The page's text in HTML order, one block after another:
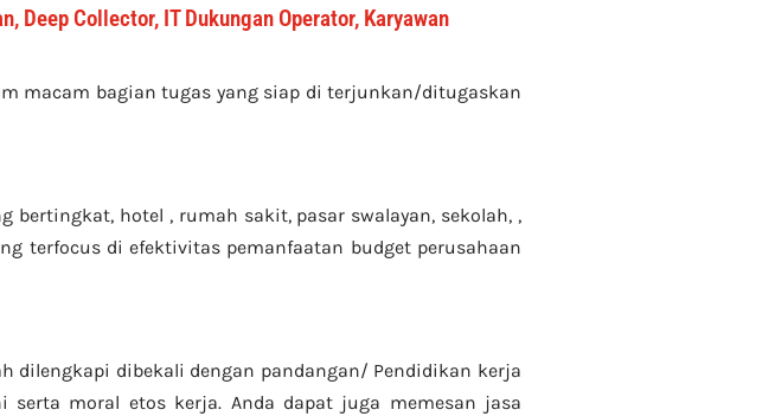
Deep Collector, IT Dukungan Operator, Karyawan
macam bagian tugas yang siap di terjunkan/ditugaskan
bertingkat, hotel , rumah sakit, pasar swalayan, sekolah, ,
terfocus di efektivitas pemanfaatan budget perusahaan
dilengkapi dibekali dengan pandangan/ Pendidikan kerja
moral etos kerja. Anda dapat juga memesan jasa